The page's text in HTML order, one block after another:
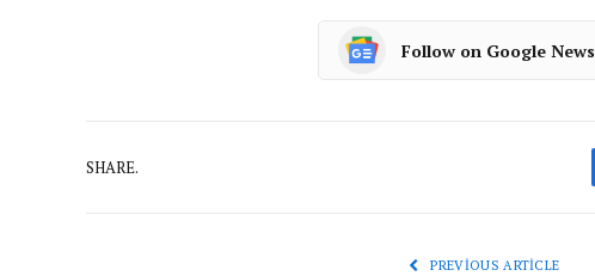
Follow on Google News
SHARE.
PREVIOUS ARTICLE